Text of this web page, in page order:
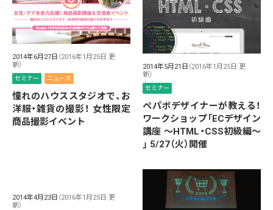
2014年6月27日 （2016年1月25日 更
新）
セミナー ニュース
憧れのハウススタジオで、お
洋服・雑貨の撮影！ 女性限定
商品撮影イベント
2014年5月21日 （2016年1月25日 更
新）
セミナー
ペパボデザイナーが教える！
ワークショップ「ECデザイン
講座 〜HTML・CSS初級編〜
」 5/27（火）開催
2014年4月23日 （2016年1月25日 更
新）